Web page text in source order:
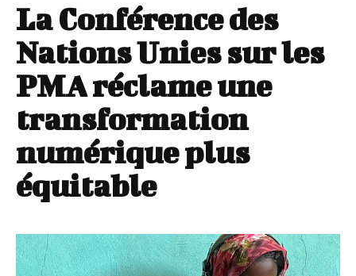
La Conférence des
Nations Unies sur les
PMA réclame une
transformation
numérique plus
équitable